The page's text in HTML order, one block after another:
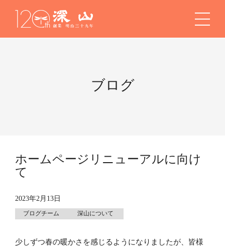
ブログ
ホームページリニューアルに向け
て
2023年2月13日
ブログチーム 深山について
少しずつ春の暖かさを感じるようになりましたが、皆様